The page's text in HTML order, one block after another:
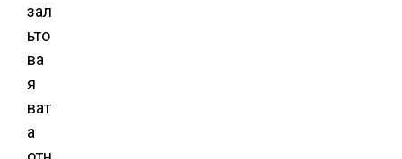
зал
ьто
ва
я
ват
а